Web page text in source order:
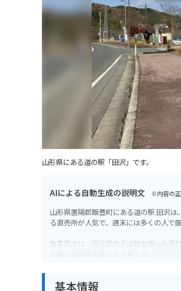
山形県にある道の駅「田沢」です。
AIによる自動生成の説明文 ※内容の正
山形県置賜郡飯豊町にある道の駅 田沢
る直売所が人気で、週末には多くの人で賑
食事処では、地元産のそば粉を使った手
公園の雄大な自然を楽しめる観光スポ
基本情報